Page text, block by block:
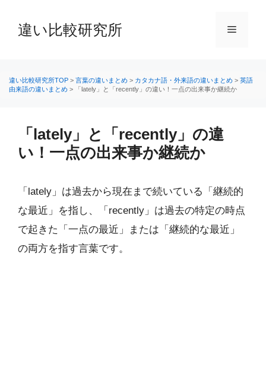
へ
ス
違い比較研究所 メ
違い比較研究所TOP > 言葉の違いまとめ > カタカナ語・外来語の違いまとめ > 英語
由来語の違いまとめ > 「lately」と「recently」の違い！一点の出来事か継続か
「lately」と「recently」の違
い！一点の出来事か継続か
「lately」は過去から現在まで続いている「継続的
な最近」を指し、「recently」は過去の特定の時点
で起きた「一点の最近」または「継続的な最近」
の両方を指す言葉です。